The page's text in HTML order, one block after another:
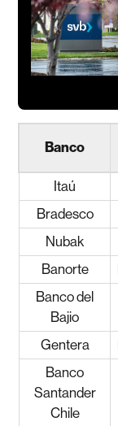
Banco
Itaú
Bradesco
Nubak
Banorte
Banco del
Bajio
Gentera
Banco
Santander
Chile